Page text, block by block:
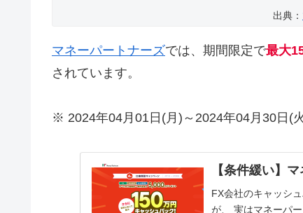
出典：
マネーパートナーズでは、期間限定で最大
されています。
※ 2024年04月01日(月)～2024年04月30日(
【条件緩い】
FX会社のキャッシ
が、 実はマネーパ